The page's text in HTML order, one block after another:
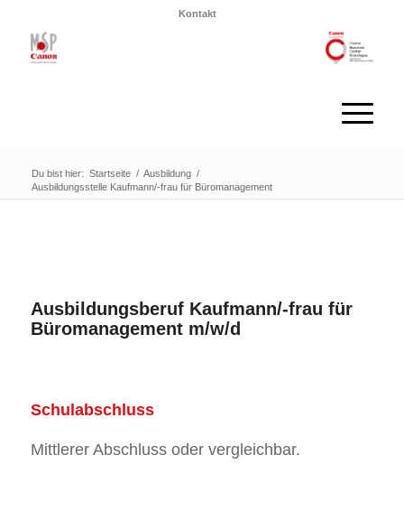
Kontakt
Du bist hier: Startseite / Ausbildung /
Ausbildungsstelle Kaufmann/-frau für Büromanagement
Ausbildungsberuf Kaufmann/-frau für
Büromanagement m/w/d
Schulabschluss
Mittlerer Abschluss oder vergleichbar.